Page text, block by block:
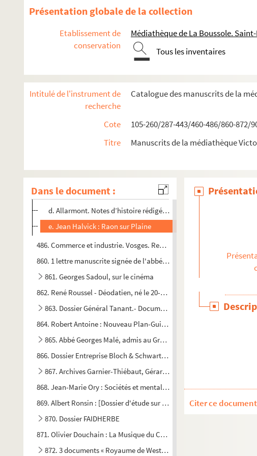
Présentation globale de la collection
Etablissement de
conservation
Médiathèque de La Boussole.
Tous les inventaires
Intitulé de l'instrument de
recherche
Catalogue des manuscrits de la
Cote
105-260/287-443/460-486/860-872/
Titre
Manuscrits de la médiathèque
Dans le document :
477. COINCHES (paroisse).- Compte rendu par Claude Collin sindic
478. COINCHES (paroisse).- Registre des recettes et dépenses de la
479. COINCHES (paroisse).- Registre journal des recettes et des
481. COINCHES (paroisse).- Comptes de la fabrique.
482. Procès intenté contre le Rédacteur gérant (Deugaillon) du
484. Abbé Schilling : Œuvres.- Poèmes de circonstances concernant la
485. Allarmont et Vallée de la Plaine
b. Lac de la Maix : ermitage, légende.- Lettre de l’évêque de S
c. Luvigny : l’exécution de l’abbé Brecher, curé de Luvigny et celle
d. Allarmont. Notes d’histoire rédigées par l’abbé R. Poirson
e. Jean Halvick : Raon sur Plaine
486. Commerce et industrie. Vosges. Recueil de documents divers
860. 1 lettre manuscrite signée de l'abbé Thomassin
861. Georges Sadoul, sur le cinéma
862. René Roussel - Déodatien, né le 20-04-1902 au Val d'Ajol
863. Dossier Général Tanant.- Documents divers (lettres,
864. Robert Antoine : Nouveau Plan-Guide de La Bresse « l'Alpe des
865. Abbé Georges Malé, admis au Grand Séminaire de S
-Dié, y fit
866. Dossier Entreprise Bloch & Schwartz, magasin « Au Gaspillage »
867. Archives Garnier-Thiébaut, Gérardmer
868. Jean-Marie Ory : Sociétés et mentalités vosgiennes à la veille de
869. Albert Ronsin : [Dossier d'étude sur les reliures, armoiries, ex-
870. Dossier FAIDHERBE
871. Olivier Douchain : La Musique du Chapître de Saint-Dié des
872. 3 documents « Royaume de Westphalie »
Citer ce